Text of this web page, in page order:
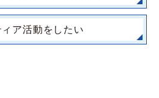
ア活動をしたい